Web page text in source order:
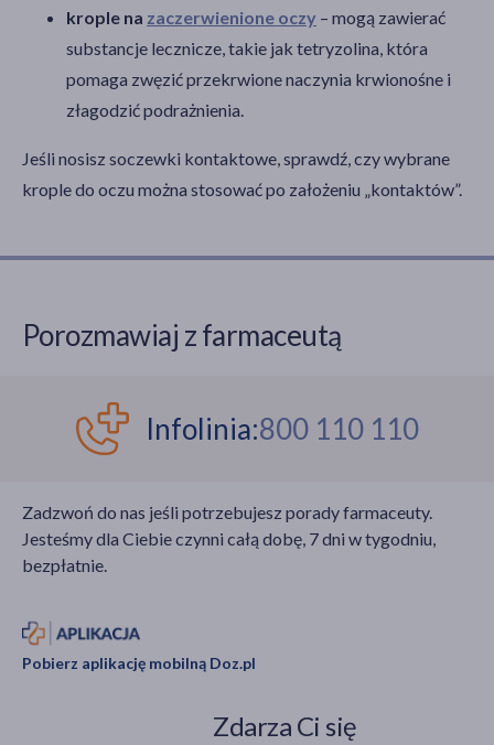
krople na zaczerwienione oczy – mogą zawierać
substancje lecznicze, takie jak tetryzolina, która
pomaga zwęzić przekrwione naczynia krwionośne i
złagodzić podrażnienia.
Jeśli nosisz soczewki kontaktowe, sprawdź, czy wybrane
krople do oczu można stosować po założeniu „kontaktów”.
Porozmawiaj z farmaceutą
Infolinia:800 110 110
Zadzwoń do nas jeśli potrzebujesz porady farmaceuty.
Jesteśmy dla Ciebie czynni całą dobę, 7 dni w tygodniu,
bezpłatnie.
Pobierz aplikację mobilną Doz.pl
Zdarza Ci się